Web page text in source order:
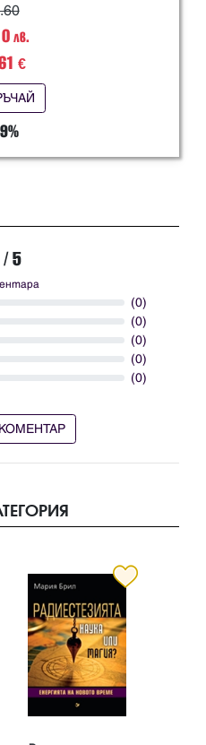
лв.
€
5
(0)
(0)
(0)
(0)
(0)